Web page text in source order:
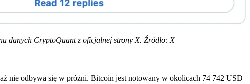
danych CryptoQuant z oficjalnej strony X. Źródło: X
nie odbywa się w próżni. Bitcoin jest notowany w okolicach 74 742 USD